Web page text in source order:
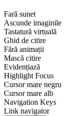
Fară sunet
Ascunde imaginile
Tastatură virtuală
Ghid de citire
Fără animații
Mască citire
Evidențiază
Highlight Focus
Cursor mare negru
Cursor mare alb
Navigation Keys
Link navigator